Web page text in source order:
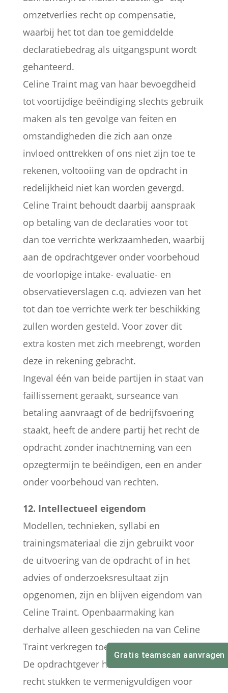
omzetverlies recht op compensatie,
waarbij het tot dan toe gemiddelde
declaratiebedrag als uitgangspunt wordt
gehanteerd.
Celine Traint mag van haar bevoegdheid
tot voortijdige beëindiging slechts gebruik
maken als ten gevolge van feiten en
omstandigheden die zich aan onze
invloed onttrekken of ons niet zijn toe te
rekenen, voltooiing van de opdracht in
redelijkheid niet kan worden gevergd.
Celine Traint behoudt daarbij aanspraak
op betaling van de declaraties voor tot
dan toe verrichte werkzaamheden, waarbij
aan de opdrachtgever onder voorbehoud
de voorlopige intake- evaluatie- en
observatieverslagen c.q. adviezen van het
tot dan toe verrichte werk ter beschikking
zullen worden gesteld. Voor zover dit
extra kosten met zich meebrengt, worden
deze in rekening gebracht.
Ingeval één van beide partijen in staat van
faillissement geraakt, surseance van
betaling aanvraagt of de bedrijfsvoering
staakt, heeft de andere partij het recht de
opdracht zonder inachtneming van een
opzegtermijn te beëindigen, een en ander
onder voorbehoud van rechten.
12. Intellectueel eigendom
Modellen, technieken, syllabi en
trainingsmateriaal die zijn gebruikt voor
de uitvoering van de opdracht of in het
advies of onderzoeksresultaat zijn
opgenomen, zijn en blijven eigendom van
Celine Traint. Openbaarmaking kan
derhalve alleen geschieden na van Celine
Traint verkregen toestemming.
De opdrachtgever heeft uiteraard het
recht stukken te vermenigvuldigen voor
Gratis teamscan aanvragen